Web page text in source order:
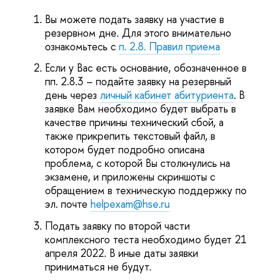
Вы можете подать заявку на участие в
резервном дне. Для этого внимательно
ознакомьтесь с п. 2.8. Правил приема
Если у Вас есть основание, обозначенное в
пп. 2.8.3 – подайте заявку на резервный
день через личный кабинет абитуриента. В
заявке Вам необходимо будет выбрать в
качестве причины технический сбой, а
также прикрепить текстовый файл, в
котором будет подробно описана
проблема, с которой Вы столкнулись на
экзамене, и приложены скриншоты с
обращением в техническую поддержку по
эл. почте helpexam@hse.ru
Подать заявку по второй части
комплексного теста необходимо будет 21
апреля 2022. В иные даты заявки
приниматься не будут.